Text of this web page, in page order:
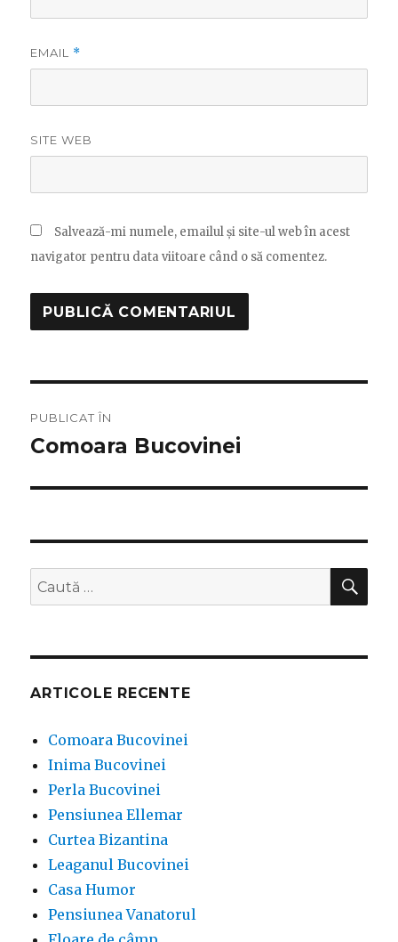
EMAIL *
SITE WEB
Salvează-mi numele, emailul și site-ul web în acest
navigator pentru data viitoare când o să comentez.
în
PUBLICAT ÎN
Comoara Bucovinei
Caută
după:
ARTICOLE RECENTE
Comoara Bucovinei
Inima Bucovinei
Perla Bucovinei
Pensiunea Ellemar
Curtea Bizantina
Leaganul Bucovinei
Casa Humor
Pensiunea Vanatorul